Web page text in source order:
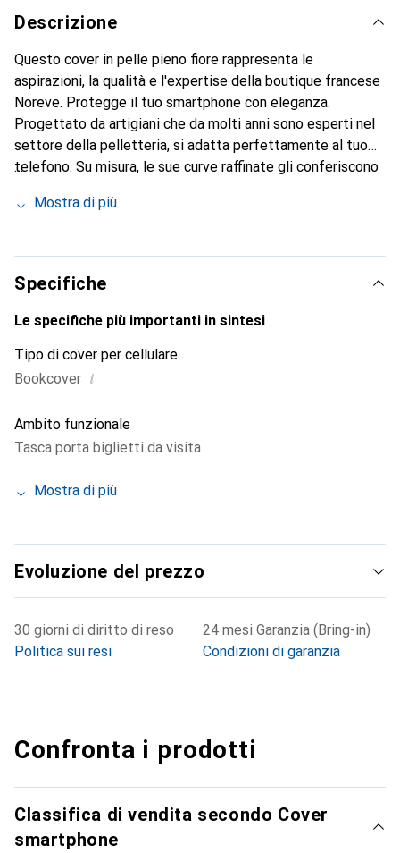
Descrizione
Questo cover in pelle pieno fiore rappresenta le
aspirazioni, la qualità e l'expertise della boutique francese
Noreve. Protegge il tuo smartphone con eleganza.
Progettato da artigiani che da molti anni sono esperti nel
settore della pelletteria, si adatta perfettamente al tuo
telefono. Su misura, le sue curve raffinate gli conferiscono
imprescindibile per il tuo smartphone. Riconosciuto a
marchio Noreve è una scelta sicura per una clientela
esigente.
Mostra di più
Specifiche
Le specifiche più importanti in sintesi
Tipo di cover per cellulare
Bookcover i
Ambito funzionale
Tasca porta biglietti da visita
Mostra di più
Evoluzione del prezzo
30 giorni di diritto di reso
Politica sui resi
24 mesi Garanzia (Bring-in)
Condizioni di garanzia
Confronta i prodotti
Classifica di vendita secondo Cover
smartphone